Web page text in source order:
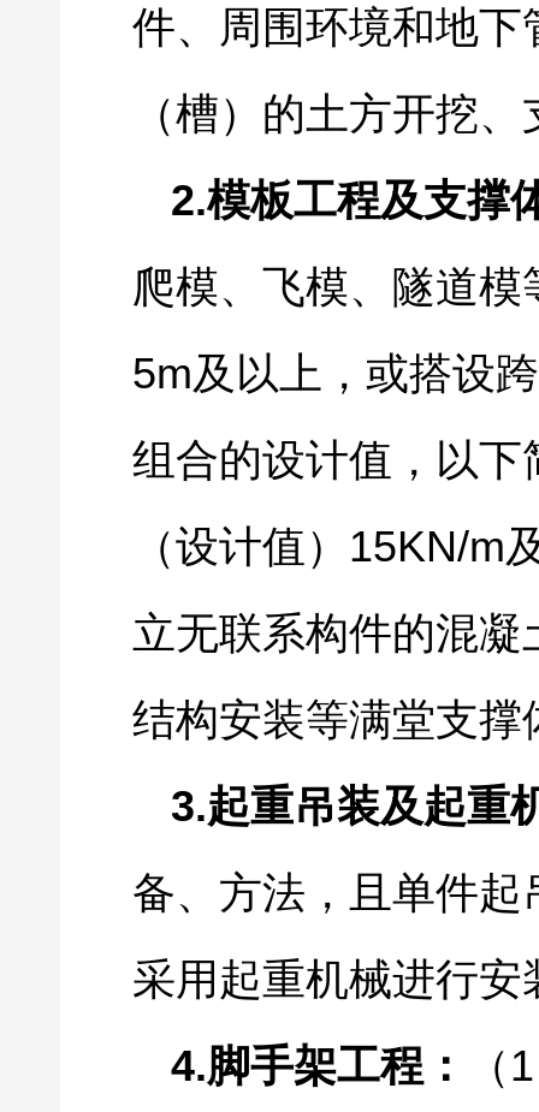
件、周围环境和地
（槽）的土方开挖
2.模板工程及支撑
爬模、飞模、隧道模
5m及以上，或搭设
组合的设计值，以下
（设计值） 15KN/m
立无联系构件的混
结构安装等满堂支撑
3.起重吊装及起重
备、方法，且单件起
采用起重机械进行安
4.脚手架工程： （1